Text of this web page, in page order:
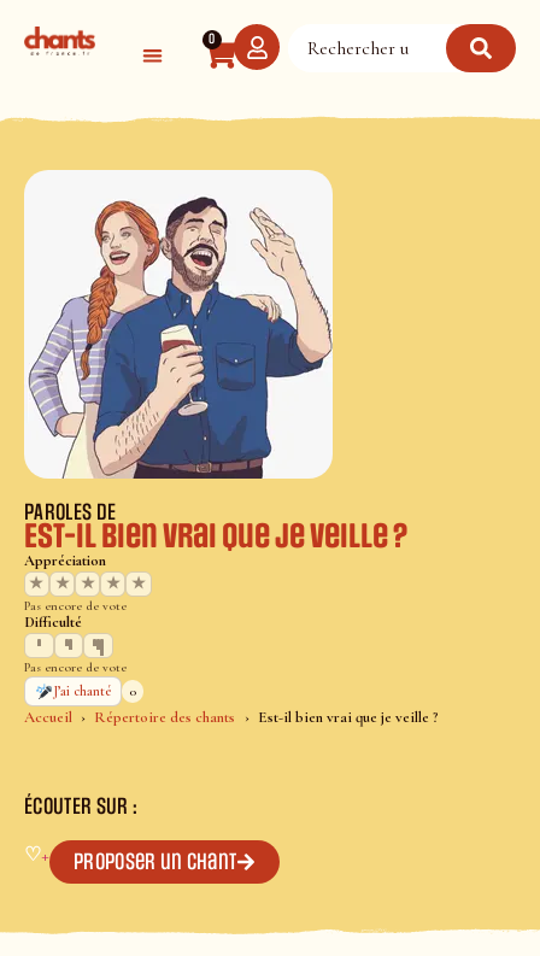
0
Accueil Répertoire des chants Est-il bien vrai que je veille ?
PAROLES DE
Est-il bien vrai que je veille ?
Appréciation
★
★ ★ ★ ★
Pas encore de vote
Difficulté
Pas encore de vote
J’ai chanté
0
ÉCOUTER SUR :
♡+ Proposer un chant